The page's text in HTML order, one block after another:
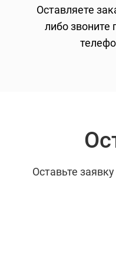
Оставляете
либо звоните
Оставьте